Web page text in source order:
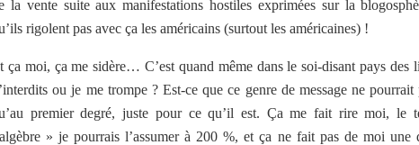
la vente suite aux manifestations hostiles exprimées sur la
rigolent pas avec ça les américains (surtout les américaines) !
ça moi, ça me sidère… C’est quand même dans le soi-disant pays des
ou je me trompe ? Est-ce que ce genre de message ne pourrait
premier degré, juste pour ce qu’il est. Ça me fait rire moi, le
» je pourrais l’assumer à 200 %, et ça ne fait pas de moi une